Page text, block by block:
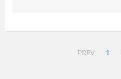
PREV 1